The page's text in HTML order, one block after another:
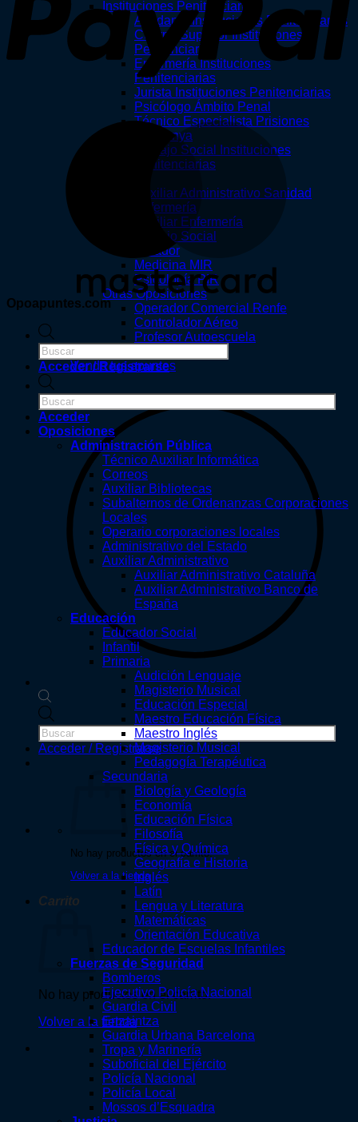
Instituciones Penitenciarias
Ayudante Instituciones Penitenciarias
Cuerpo Superior Instituciones
Penitenciarias
Enfermería Instituciones
Penitenciarias
Jurista Instituciones Penitenciarias
Psicólogo Ámbito Penal
Técnico Especialista Prisiones
Catalunya
Trabajo Social Instituciones
Penitenciarias
Auxiliar Administrativo Sanidad
Enfermería
Auxiliar Enfermería
Trabajo Social
Celador
Medicina MIR
Psicología PIR
Otras Oposiciones
Operador Comercial Renfe
Controlador Aéreo
Profesor Autoescuela
Tienda
Vende tus apuntes
de
productos
Acceder / Registrarse
No hay productos en el carrito.
Volver a la tienda
Carrito
No hay productos en el carrito.
Volver a la tienda
Opoapuntes.com
de
productos
Acceder / Registrarse
de
productos
Acceder
Oposiciones
Administración Pública
Técnico Auxiliar Informática
Correos
Auxiliar Bibliotecas
Subalternos de Ordenanzas Corporaciones
Locales
Operario corporaciones locales
Administrativo del Estado
Auxiliar Administrativo
Auxiliar Administrativo Cataluña
Auxiliar Administrativo Banco de
España
Educación
Educador Social
Infantil
Primaria
Audición Lenguaje
Magisterio Musical
Educación Especial
Maestro Educación Física
Maestro Inglés
Magisterio Musical
Pedagogía Terapéutica
Secundaria
Biología y Geología
Economía
Educación Física
Filosofía
Física y Química
Geografía e Historia
Inglés
Latín
Lengua y Literatura
Matemáticas
Orientación Educativa
Educador de Escuelas Infantiles
Fuerzas de Seguridad
Bomberos
Ejecutivo Policía Nacional
Guardia Civil
Ertzaintza
Guardia Urbana Barcelona
Tropa y Marinería
Suboficial del Ejército
Policía Nacional
Policía Local
Mossos d’Esquadra